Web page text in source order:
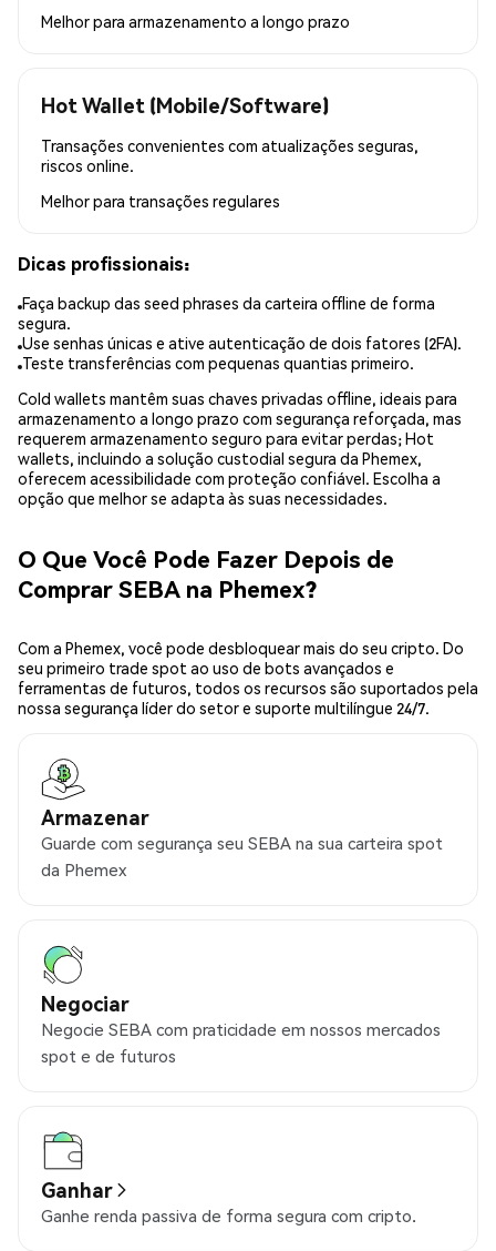
Melhor para armazenamento a longo prazo
Hot Wallet (Mobile/Software)
Transações convenientes com atualizações seguras,
riscos online.
Melhor para transações regulares
Dicas profissionais:
Faça backup das seed phrases da carteira offline de forma
segura.
Use senhas únicas e ative autenticação de dois fatores (2FA).
Teste transferências com pequenas quantias primeiro.
Cold wallets mantêm suas chaves privadas offline, ideais para
armazenamento a longo prazo com segurança reforçada, mas
requerem armazenamento seguro para evitar perdas; Hot
wallets, incluindo a solução custodial segura da Phemex,
oferecem acessibilidade com proteção confiável. Escolha a
opção que melhor se adapta às suas necessidades.
O Que Você Pode Fazer Depois de
Comprar SEBA na Phemex?
Com a Phemex, você pode desbloquear mais do seu cripto. Do
seu primeiro trade spot ao uso de bots avançados e
ferramentas de futuros, todos os recursos são suportados pela
nossa segurança líder do setor e suporte multilíngue 24/7.
Armazenar
Guarde com segurança seu SEBA na sua carteira spot
da Phemex
Negociar
Negocie SEBA com praticidade em nossos mercados
spot e de futuros
Ganhar
Ganhe renda passiva de forma segura com cripto.